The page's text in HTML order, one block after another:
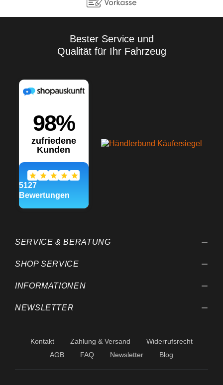
Bester Service und
Qualität für Ihr Fahrzeug
SERVICE & BERATUNG
SHOP SERVICE
INFORMATIONEN
NEWSLETTER
Kontakt Zahlung & Versand
Widerrufsrecht
AGB
FAQ Newsletter Blog